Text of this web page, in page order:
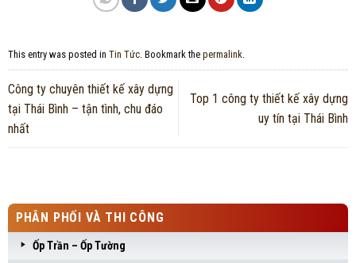
This entry was posted in Tin Tức. Bookmark the permalink.
Công ty chuyên thiết kế xây dựng
tại Thái Bình – tận tình, chu đáo
nhất
Top 1 công ty thiết kế xây dựng
uy tín tại Thái Bình
PHÂN PHỐI VÀ THI CÔNG
Ốp Trần – Ốp Tường